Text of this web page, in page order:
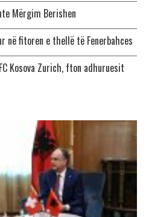
Mërgim Berishen
në fitoren e thellë të Fenerbahces
Kosova Zurich, fton adhuruesit